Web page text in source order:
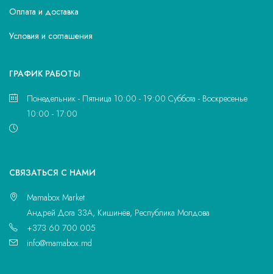
Оплата и доставка
Условия и соглашения
ГРАФИК РАБОТЫ
Понедельник - Пятница 10:00 - 19:00 Суббота - Воскресенье
10:00 - 17:00
CВЯЗАТЬСЯ С НАМИ
Mamabox Market
Андрей Дога 33A, Кишинёв, Республика Молдова
+373 60 700 005
info@mamabox.md